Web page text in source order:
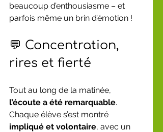
beaucoup d’enthousiasme – et
parfois même un brin d’émotion !
💬 Concentration,
rires et fierté
Tout au long de la matinée,
l’écoute a été remarquable.
Chaque élève s’est montré
impliqué et volontaire, avec un